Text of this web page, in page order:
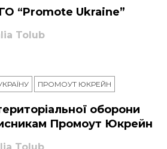
“Promote Ukraine”
Tolub
ПРОМОУТ ЮКРЕЙН
оборони
Промоут Юкрейн